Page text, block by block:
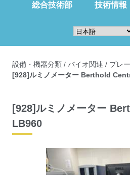
総合技術部 技術情報
設備・機器分類 / バイオ関連 / プレ
[928]ルミノメーター Berthold
[928]ルミノメーター
LB960